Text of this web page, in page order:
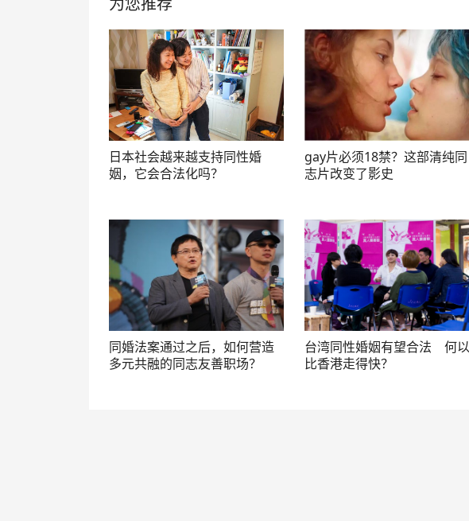
日本社会越来越支持同性婚
姻，它会合法化吗？
gay片必须18禁？这部清纯同
志片改变了影史
同婚法案通过之后，如何营造
多元共融的同志友善职场？
台湾同性婚姻有望合法 何以
比香港走得快？